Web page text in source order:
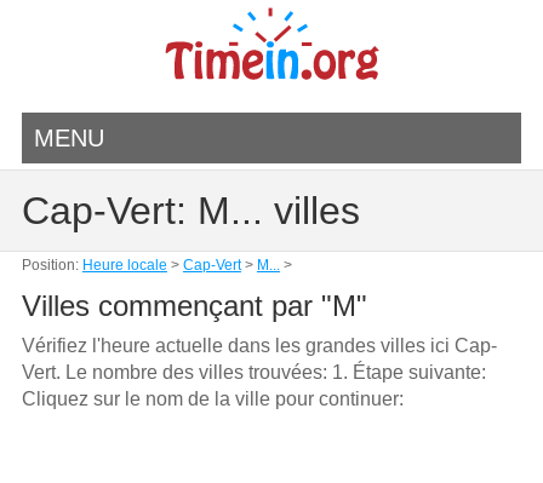
MENU
Cap-Vert: M... villes
Position: Heure locale > Cap-Vert> M...>
Villes commençant par "M"
Vérifiez l'heure actuelle dans les grandes villes ici Cap-
Vert. Le nombre des villes trouvées: 1. Étape suivante:
Cliquez sur le nom de la ville pour continuer: